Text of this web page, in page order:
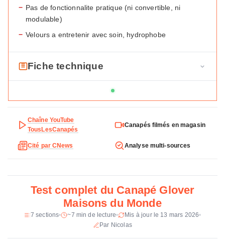
− Pas de fonctionnalite pratique (ni convertible, ni
modulable)
− Velours a entretenir avec soin, hydrophobe
Fiche technique
e
t
e
h
d
Maisons du Monde
Type
Places
Garnissage
Mousse polyester 35 kg/m3 (structure,
assise, dossier)
Structure Bois certifie FSC
Chaîne YouTube
TousLesCanapés
Canapés filmés en magasin
Cité par CNews Analyse multi-sources
Test complet du Canapé Glover
Maisons du Monde
7 sections ~7 min de lecture
Mis à jour le 13 mars 2026
Par Nicolas